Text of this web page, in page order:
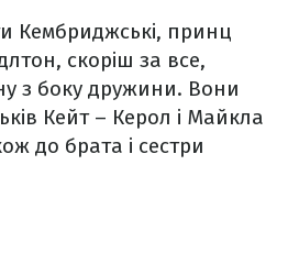
Кембриджські, принц
скоріш за все,
з боку дружини. Вони
Кейт – Керол і Майкла
до брата і сестри